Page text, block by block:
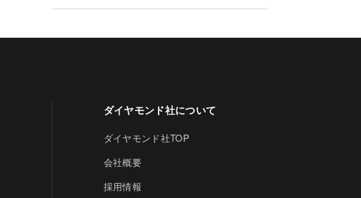
ダイヤモンド社について
ダイヤモンド社TOP
会社概要
採用情報